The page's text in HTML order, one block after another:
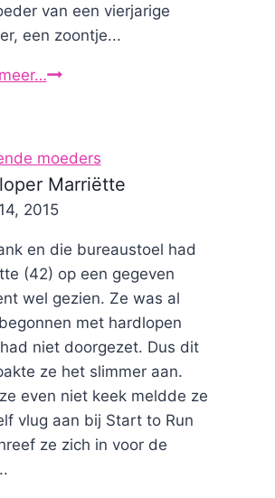
van een vierjarige
een zoontje...
Hardloper
moeders
Marriëtte
2015
en die bureaustoel had
(42) op een gegeven
wel gezien. Ze was al
met hardlopen
niet doorgezet. Dus dit
ze het slimmer aan.
even niet keek meldde ze
vlug aan bij Start to Run
ze zich in voor de